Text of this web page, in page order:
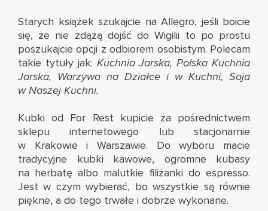
Starych książek szukajcie na Allegro, jeśli boicie
się, że nie zdążą dojść do Wigilii to po prostu
poszukajcie opcji z odbiorem osobistym. Polecam
takie tytuły jak: Kuchnia Jarska, Polska Kuchnia
Jarska, Warzywa na Działce i w Kuchni, Soja
w Naszej Kuchni.
Kubki od For Restkupicie za pośrednictwem
sklepu internetowego lub stacjonarnie
w Krakowie i Warszawie. Do wyboru macie
tradycyjne kubki kawowe, ogromne kubasy
na herbatę albo malutkie filiżanki do espresso.
Jest w czym wybierać, bo wszystkie są równie
piękne, a do tego trwałe i dobrze wykonane.